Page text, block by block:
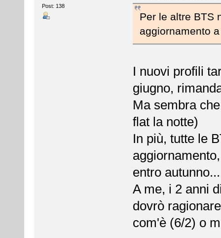
Post: 138
Per le altre BTS
aggiornamento
I nuovi profili
giugno,
Ma sembra
flat la notte)
In più, tutte le
entro
A me, i 2 anni
dovrò
com'è (6/2) o